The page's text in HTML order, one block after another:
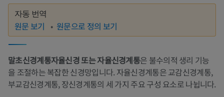
자동 번역
원문 보기 원문으로 정의 보기
말초신경계통자율신경 또는 자율신경계통은 불수의적 생리 기능
을 조절하는 복잡한 신경망입니다. 자율신경계통은 교감신경계통,
부교감신경계통, 장신경계통의 세 가지 주요 구성 요소로 나뉩니다.